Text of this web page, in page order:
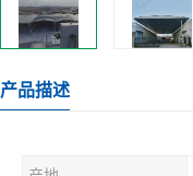
产品描述